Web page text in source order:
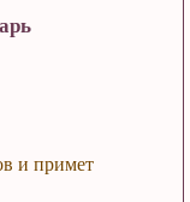
и примет